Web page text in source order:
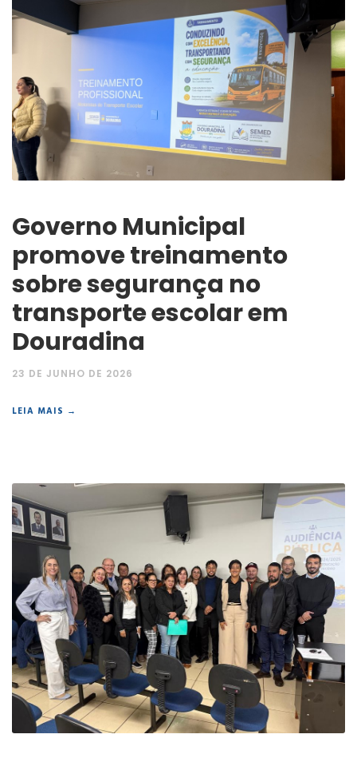
Governo Municipal
promove treinamento
sobre segurança no
transporte escolar em
Douradina
23 DE JUNHO DE 2026
LEIA MAIS →